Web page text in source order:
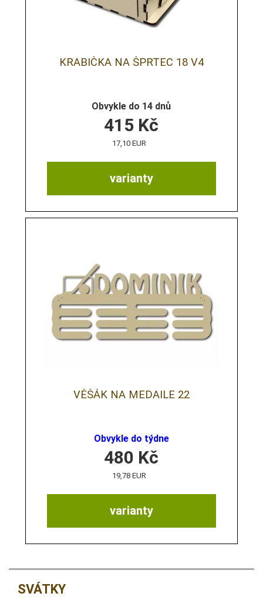
KRABIČKA NA ŠPRTEC 18 V4
Obvykle do 14 dnů
varianty
415 Kč
17,10 EUR
VĚŠÁK NA MEDAILE 22
Obvykle do týdne
varianty
480 Kč
19,78 EUR
SVÁTKY